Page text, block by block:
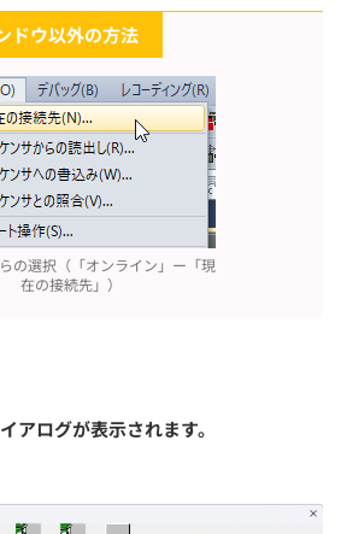
ドウ以外の方法
の選択（「オンライン」ー「現
在の接続先」）
アログが表示されます。